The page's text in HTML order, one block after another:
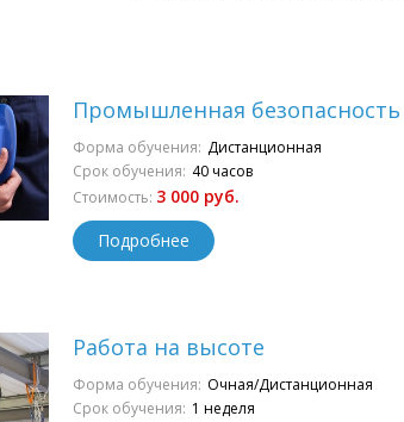
Промышленная безопасность
Форма обучения: Дистанционная
Срок обучения: 40 часов
Стоимость: 3 000 руб.
Подробнее
Работа на высоте
Форма обучения: Очная/Дистанционная
Срок обучения: 1 неделя